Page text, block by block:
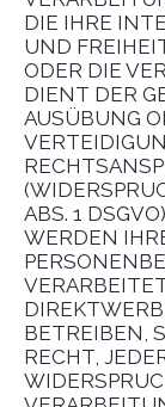
DIE IHRE
UND
ODER DIE
DIENT DER
AUSÜBUNG
ABS. 1
WERDEN
BETREIBEN,
RECHT,